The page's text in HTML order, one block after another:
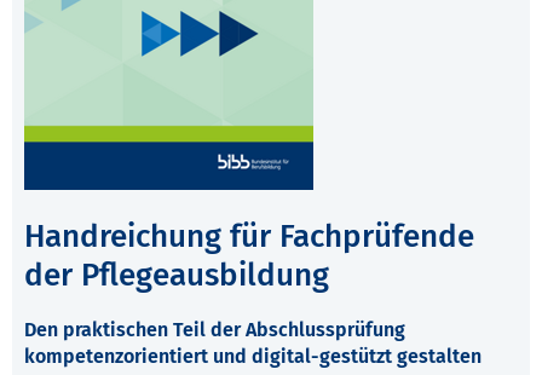
Handreichung für Fachprüfende
der Pflegeausbildung
Den praktischen Teil der Abschlussprüfung
kompetenzorientiert und digital-gestützt gestalten